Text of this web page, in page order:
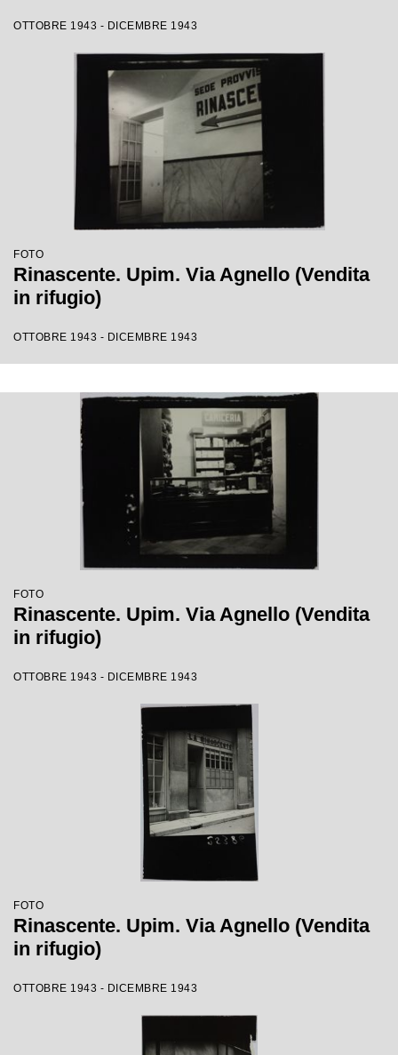
OTTOBRE 1943 - DICEMBRE 1943
FOTO
Rinascente. Upim. Via Agnello (Vendita
in rifugio)
OTTOBRE 1943 - DICEMBRE 1943
FOTO
Rinascente. Upim. Via Agnello (Vendita
in rifugio)
OTTOBRE 1943 - DICEMBRE 1943
FOTO
Rinascente. Upim. Via Agnello (Vendita
in rifugio)
OTTOBRE 1943 - DICEMBRE 1943